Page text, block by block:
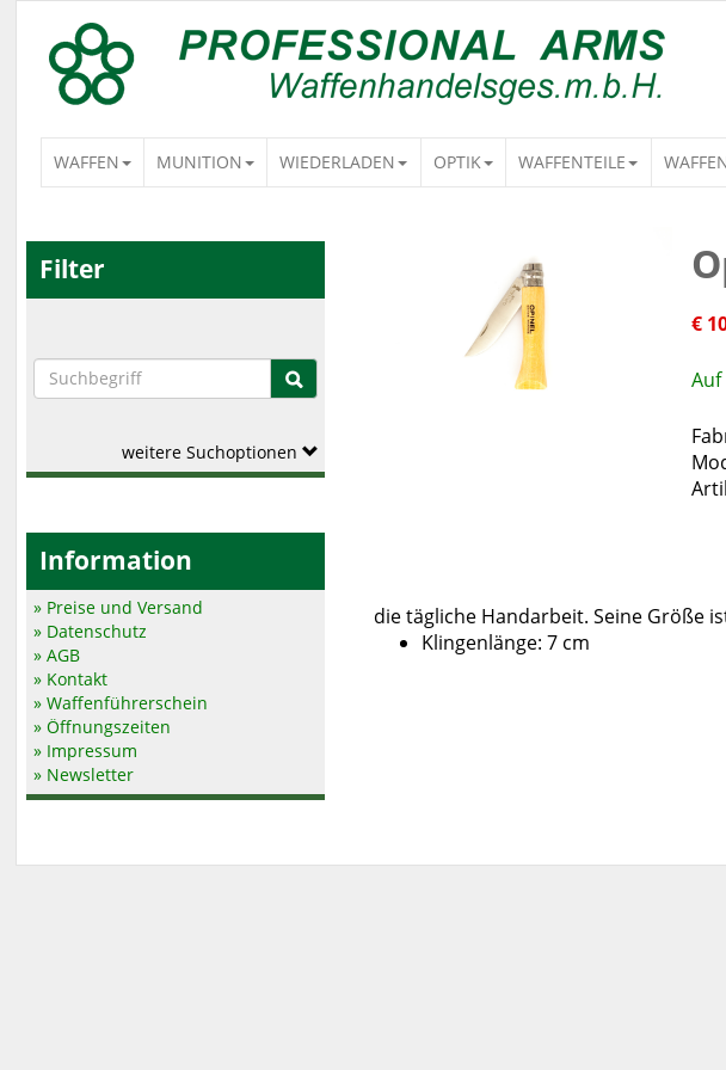
WAFFEN MUNITION WIEDERLADEN OPTIK WAFFENTEILE
Filter
weitere Suchoptionen
Information
» Preise und Versand
» Datenschutz
» AGB
» Kontakt
» Waffenführerschein
» Öffnungszeiten
» Impressum
» Newsletter
€
Auf
die tägliche Handarbeit. Seine Größe
Klingenlänge: 7 cm